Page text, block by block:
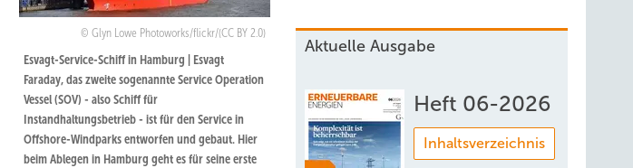
Glyn Lowe Photoworks/flickr/(CC BY 2.0)
Esvagt-Service-Schiff in Hamburg | Esvagt
Faraday, das zweite sogenannte Service Operation
Vessel (SOV) - also Schiff für
Instandhaltungsbetrieb - ist für den Service in
Offshore-Windparks entworfen und gebaut. Hier
beim Ablegen in Hamburg geht es für seine erste
Aktuelle Ausgabe
Heft 06-2026
Inhaltsverzeichnis